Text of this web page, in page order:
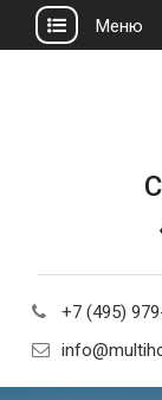
Меню
+7 (495)